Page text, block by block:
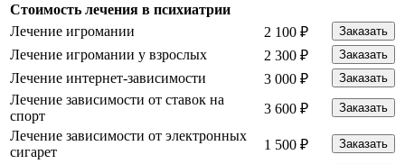
Стоимость лечения в психиатрии
Лечение игромании
2 100 ₽ Заказать
Лечение игромании у взрослых 2 300 ₽ Заказать
Лечение интернет-зависимости 3 000 ₽ Заказать
Лечение зависимости от ставок на
спорт
3 600 ₽ Заказать
Лечение зависимости от электронных
сигарет
1 500 ₽ Заказать